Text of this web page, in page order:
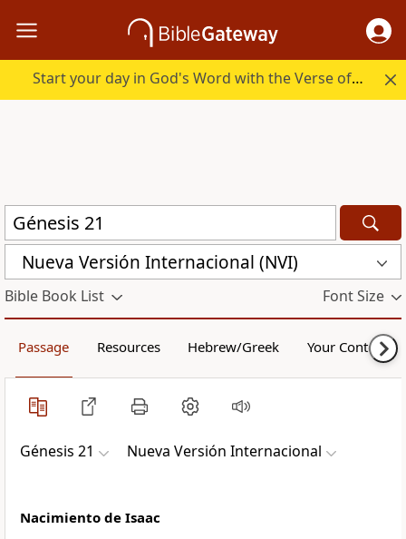
Start your day in God's Word with the Verse of the Day.
Nueva Versión Internacional (NVI)
Bible Book List Font Size
Passage Resources Hebrew/Greek Your Content
Génesis 21 Nueva Versión Internacional
Nacimiento de Isaac